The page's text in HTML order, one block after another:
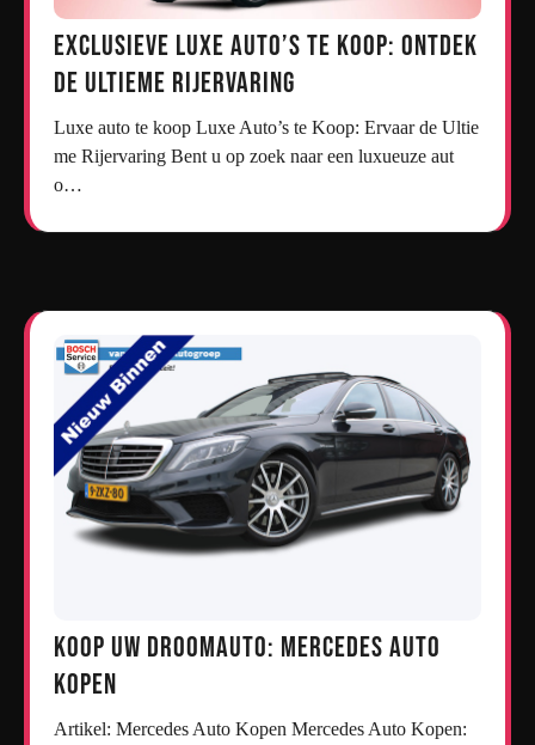
Exclusieve Luxe Auto’s te Koop: Ontdek
de Ultieme Rijervaring
Luxe auto te koop Luxe Auto’s te Koop: Ervaar de Ultie
me Rijervaring Bent u op zoek naar een luxueuze aut
o…
Koop uw droomauto: Mercedes auto
kopen
Artikel: Mercedes Auto Kopen Mercedes Auto Kopen: